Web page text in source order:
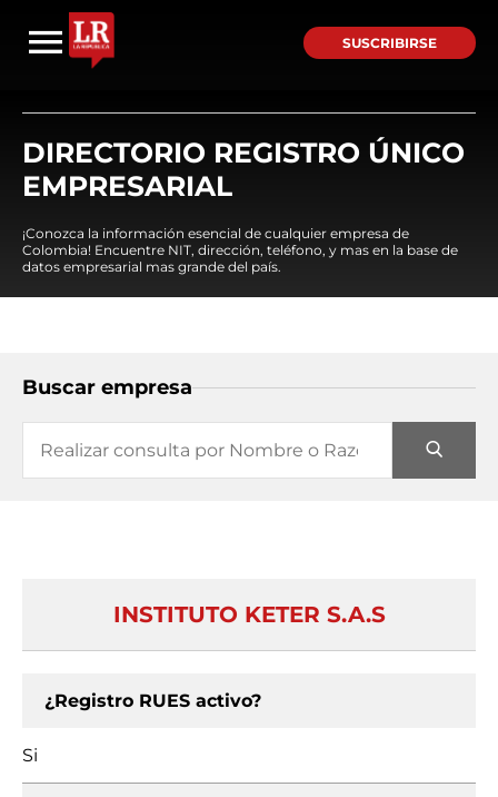
SUSCRIBIRSE
DIRECTORIO REGISTRO ÚNICO
EMPRESARIAL
¡Conozca la información esencial de cualquier empresa de
Colombia! Encuentre NIT, dirección, teléfono, y mas en la base de
datos empresarial mas grande del país.
Buscar empresa
INSTITUTO KETER S.A.S
¿Registro RUES activo?
Si